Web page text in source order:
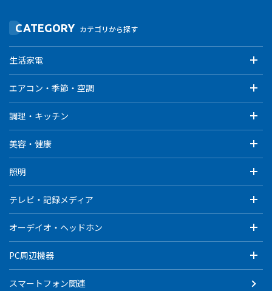
CATEGORY カテゴリから探す
生活家電
エアコン・季節・空調
調理・キッチン
美容・健康
照明
テレビ・記録メディア
オーデイオ・ヘッドホン
PC周辺機器
スマートフォン関連